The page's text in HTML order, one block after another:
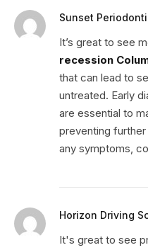
Sunset
It’s great to see
recession
that can lead to
untreated. Early
are essential to
preventing
any symptoms,
Horizon Driving
It's great to see